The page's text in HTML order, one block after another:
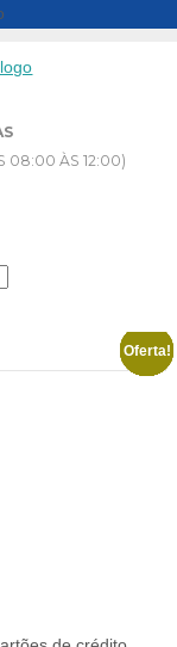
08:00 ÀS 12:00)
Oferta!
Oferta!
Oferta!
Oferta!
Oferta!
Oferta!
Oferta!
Oferta!
Oferta!
Oferta!